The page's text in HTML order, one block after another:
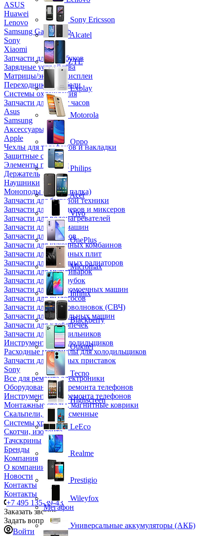
ASUS
Huawei
Lenovo
Samsung Galaxy Tab
Sony
Xiaomi
Запчасти для ноутбуков
Зарядные устройства
Матрицы/экраны/дисплеи
Переходники и кабели
Системы охлаждения
Запчасти для смарт часов
Asus
Samsung
Аксессуары
Apple
Чехлы для телефонов и накладки
Защитные стекла
Элементы питания
Держатель
Наушники
Моноподы (Селфи палка)
Запчасти для бытовой техники
Запчасти для блендеров и миксеров
Запчасти для водонагревателей
Запчасти для кофемашин
Запчасти для кулеров
Запчасти для кухонных комбаинов
Запчасти для кухонных плит
Запчасти для масляных радиаторов
Запчасти для мультиварок
Запчасти для мясорубок
Запчасти для посудомоечных машин
Запчасти для пылесосов
Запчасти для микроволновок (СВЧ)
Запчасти для стиральных машин
Запчасти для хлебопечек
Запчасти для холодильников
Инструмент для холодильщиков
Расходные материалы для холодильщиков
Запчасти для игровых приставок
Sony
Все для ремонта электроники
Оборудование для ремонта телефонов
Инструменты для ремонта телефонов
Монтажные столы, магнитные коврики
Скальпели, лезвия сменные
Системы хранения
Скотчи, изолента
Тачскрины
Бренды
Компания
О компании
Новости
Контакты
Контакты
+7 495 135-39-43
Заказать звонок
Задать вопрос
Войти
Sony Ericsson
Alcatel
ZTE
Explay
Motorola
Oppo
Philips
Acer
Vivo
OnePlus
Micromax
Infinix
Blackberry
Oukitel
Tecno
Highscreen
LeEco
Realme
Prestigio
Wileyfox
Мегафон
Универсальные аккумуляторы (АКБ)